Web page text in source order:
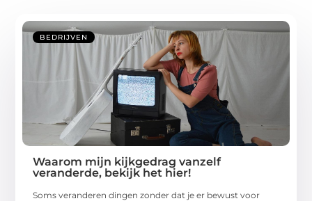
BEDRIJVEN
Waarom mijn kijkgedrag vanzelf
veranderde, bekijk het hier!
Soms veranderen dingen zonder dat je er bewust voor